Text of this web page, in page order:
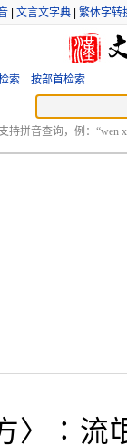
文言文字典 繁体字转
索 按部首检索
支持拼音查询，例：“wen
〉∶流